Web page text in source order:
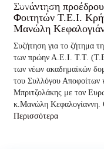
Συνάντηση
Φοιτητών Τ.Ε.Ι.
Μανώλη
Συζήτηση για το ζήτημα
των πρώην Α.Ε.Ι. Τ.Τ.
των νέων ακαδημαϊκών
του Συλλόγου Αποφοίτων
Μπριτζολάκης με τον
κ.Μανώλη Κεφαλογίαννη.
Περισσότερα